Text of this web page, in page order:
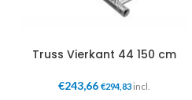
Truss Vierkant 44 150 cm
€243,66 €294,83 incl.